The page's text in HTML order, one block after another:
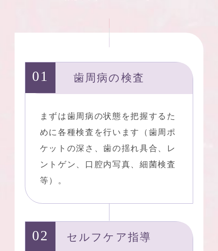
歯周病の検査
まずは歯周病の状態を把握するた
めに各種検査を行います（歯周ポ
ケットの深さ、歯の揺れ具合、レ
ントゲン、口腔内写真、細菌検査
等）。
セルフケア指導